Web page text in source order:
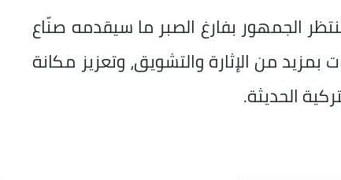
الجمهور بفارغ الصبر ما سيقدمه صنّاع
من الإثارة والتشويق، وتعزيز مكانة
الحديثة.